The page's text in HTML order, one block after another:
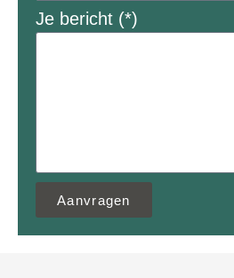
Je bericht (*)
Aanvragen